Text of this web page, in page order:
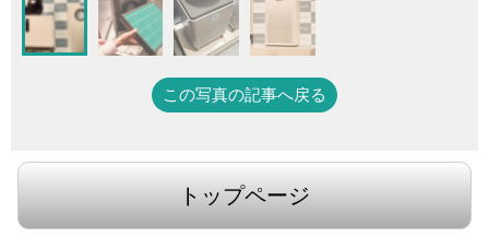
この写真の記事へ戻る
トップページ